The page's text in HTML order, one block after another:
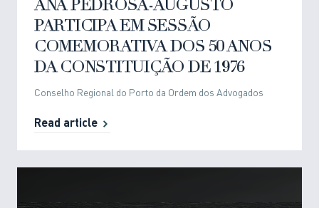
ANA PEDROSA-AUGUSTO
PARTICIPA EM SESSÃO
COMEMORATIVA DOS 50 ANOS
DA CONSTITUIÇÃO DE 1976
Conselho Regional do Porto da Ordem dos Advogados
Read article